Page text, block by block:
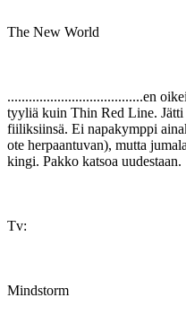
The New World
......................................en
tyyliä kuin Thin Red Line.
fiiliksiinsä. Ei napakymppi
ote herpaantuvan), mutta
kingi. Pakko katsoa uudestaan.
Tv:
Mindstorm